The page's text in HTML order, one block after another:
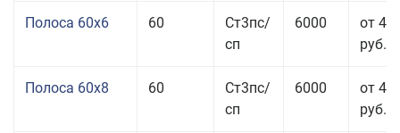
Полоса 60x6 60
Ст3пс/
сп
6000
от 42
руб.
Полоса 60x8 60
Ст3пс/
сп
6000
от 42
руб.